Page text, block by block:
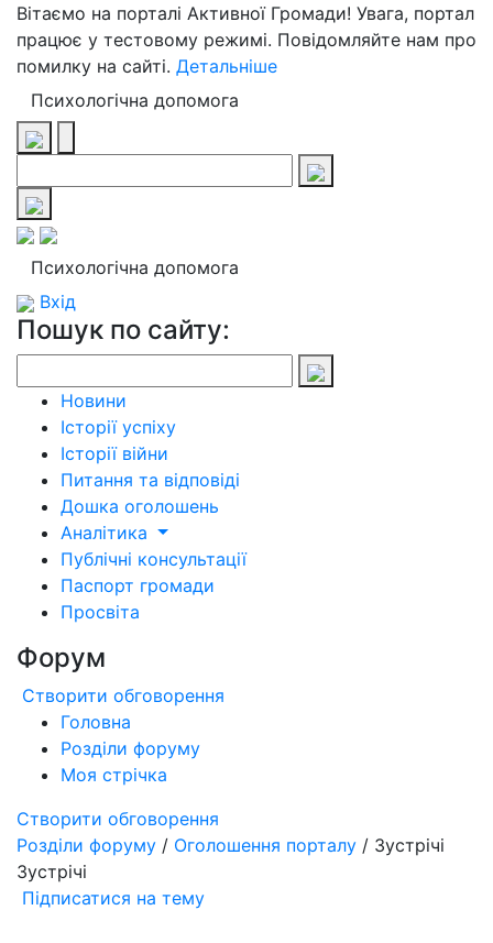
Вітаємо на порталі Активної Громади! Увага, портал
працює у тестовому режимі. Повідомляйте нам про
помилку на сайті. Детальніше
Психологічна допомога
Психологічна допомога
Вхід
Пошук по сайту:
Новини
Історії успіху
Історії війни
Питання та відповіді
Дошка оголошень
Аналітика
Публічні консультації
Паспорт громади
Просвіта
Форум
Створити обговорення
Головна
Розділи форуму
Моя стрічка
Створити обговорення
Розділи форуму / Оголошення порталу / Зустрічі
Зустрічі
Підписатися на тему